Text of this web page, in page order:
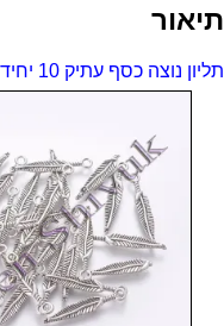
תיאור
תליון נוצה כסף עתיק 10 יחידות